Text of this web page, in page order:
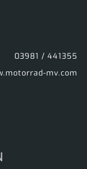
03981 / 441355
mv.com